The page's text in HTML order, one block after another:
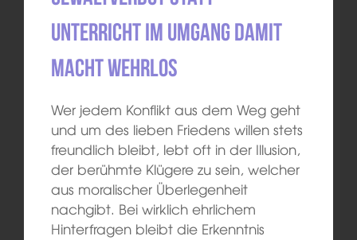
Unterricht im Umgang damit
macht wehrlos
Wer jedem Konflikt aus dem Weg geht
und um des lieben Friedens willen stets
freundlich bleibt, lebt oft in der Illusion,
der berühmte Klügere zu sein, welcher
aus moralischer Überlegenheit
nachgibt. Bei wirklich ehrlichem
Hinterfragen bleibt die Erkenntnis